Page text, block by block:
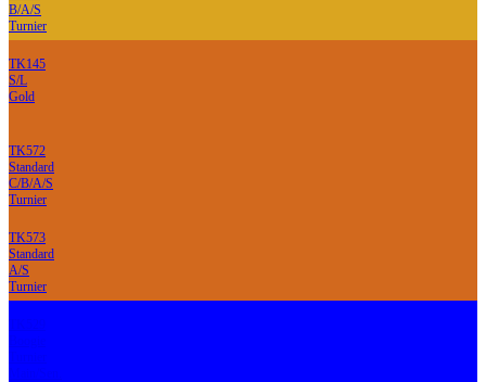
B/A/S
Turnier
TK145
S/L
Gold
TK572
Standard
C/B/A/S
Turnier
TK573
Standard
A/S
Turnier